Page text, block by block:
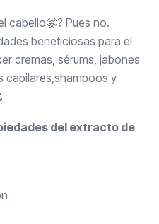
cabello🤗? Pues no.
beneficiosas para el
cremas, sérums, jabones
capilares,shampoos y
del extracto de